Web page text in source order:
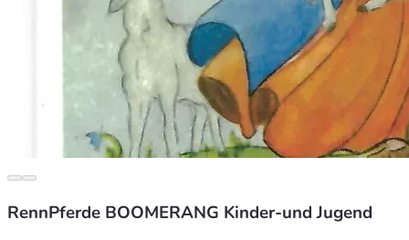
RennPferde BOOMERANG Kinder-und Jugend